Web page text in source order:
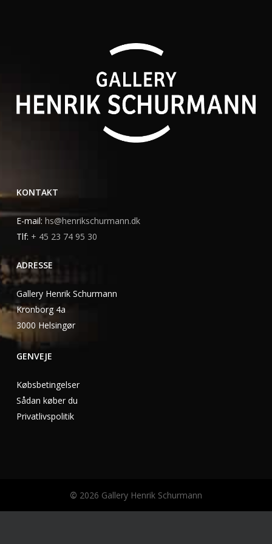
KONTAKT
E-mail: hs@henrikschurmann.dk
Tlf: + 45 23 74 95 30
ADRESSE
Gallery Henrik Schurmann
Kronborg 4a
3000 Helsingør
GENVEJE
Købsbetingelser
Sådan køber du
Privatlivspolitik
© 2026 Gallery Henrik Schurmann